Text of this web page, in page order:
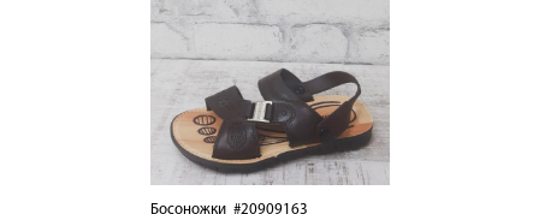
Босоножки#20909163